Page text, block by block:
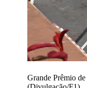
Grande Prêmio